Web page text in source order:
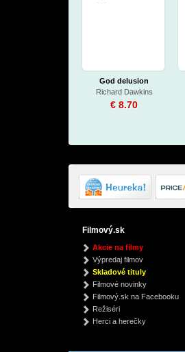
God delusion
Richard Dawkins
€ 8.70
Wir neu 2 (A2.1) –
pracovní sešit
autor neuvedený
€ 6.29
Filmový.sk
Akcie na filmy
Výpredaj filmov
Skladové tituly
Filmové novinky
Filmový.sk na Facebooku
Režiséri
Herci a herečky